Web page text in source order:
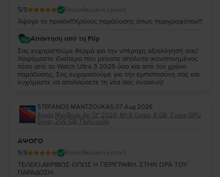
5/5 Επαληθευμένη κριτική
Άψογο το προϊόν!!!Χρόνος παράδοσης όπως περιγραφόταν!!!
Απάντηση από τη Flip
Σας ευχαριστούμε θερμά για την υπέροχη αξιολόγησή σας!
Χαιρόμαστε ιδιαίτερα που μείνατε απόλυτα ικανοποιημένος
τόσο από το Watch Ultra 3 2025 όσο και από τον χρόνο
παράδοσης. Σας ευχαριστούμε για την εμπιστοσύνη σας και
ευχόμαστε να απολαύσετε τη νέα σας συσκευή!
STEFANOS MANTZOUKAS,07 Aug 2026
Apple MacBook Air 13″ 2020, M1 8 Cores, 8 GB, 7 core GPU,
Silver, 256 GB, Πολύ καλό
ΑΨΟΓΟ
5/5 Επαληθευμένη κριτική
ΤΕΛΕΙΟ,ΑΚΡΙΒΩΣ ΟΠΩΣ Η ΠΕΡΙΓΡΑΦΗ. ΣΤΗΝ ΩΡΑ ΤΟΥ
ΠΑΡΑΔΟΣΗ